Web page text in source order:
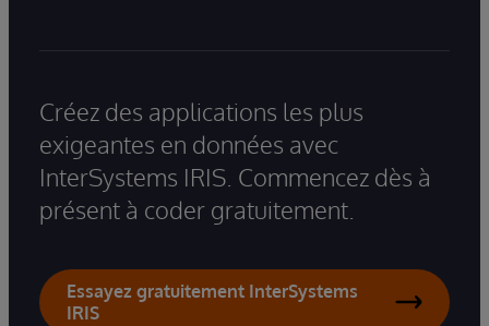
Créez des applications les plus
exigeantes en données avec
InterSystems IRIS. Commencez dès à
présent à coder gratuitement.
Essayez gratuitement InterSystems
IRIS